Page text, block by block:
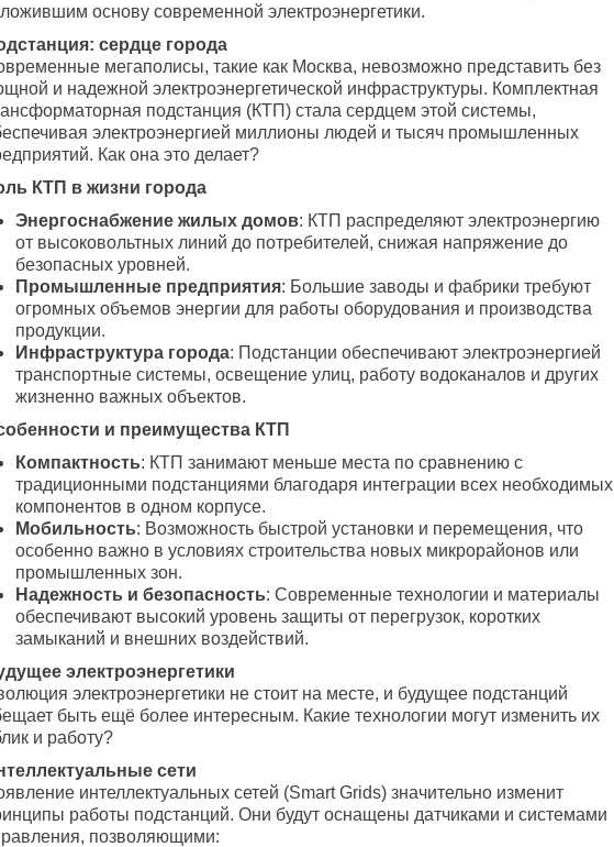
основу современной электроэнергетики.
сердце города
мегаполисы, такие как Москва, невозможно представить без
и надежной электроэнергетической инфраструктуры. Комплектная
подстанция (КТП) стала сердцем этой системы,
электроэнергией миллионы людей и тысяч промышленных
Как она это делает?
КТП в жизни города
Энергоснабжение жилых домов: КТП распределяют электроэнергию
от высоковольтных линий до потребителей, снижая напряжение до
безопасных уровней.
Промышленные предприятия: Большие заводы и фабрики требуют
огромных объемов энергии для работы оборудования и производства
продукции.
Инфраструктура города: Подстанции обеспечивают электроэнергией
транспортные системы, освещение улиц, работу водоканалов и других
жизненно важных объектов.
и преимущества КТП
Компактность: КТП занимают меньше места по сравнению с
традиционными подстанциями благодаря интеграции всех необходимых
компонентов в одном корпусе.
Мобильность: Возможность быстрой установки и перемещения, что
особенно важно в условиях строительства новых микрорайонов или
промышленных зон.
Надежность и безопасность: Современные технологии и материалы
обеспечивают высокий уровень защиты от перегрузок, коротких
замыканий и внешних воздействий.
электроэнергетики
электроэнергетики не стоит на месте, и будущее подстанций
быть ещё более интересным. Какие технологии могут изменить их
и работу?
сети
интеллектуальных сетей (Smart Grids) значительно изменит
работы подстанций. Они будут оснащены датчиками и системами
позволяющими: